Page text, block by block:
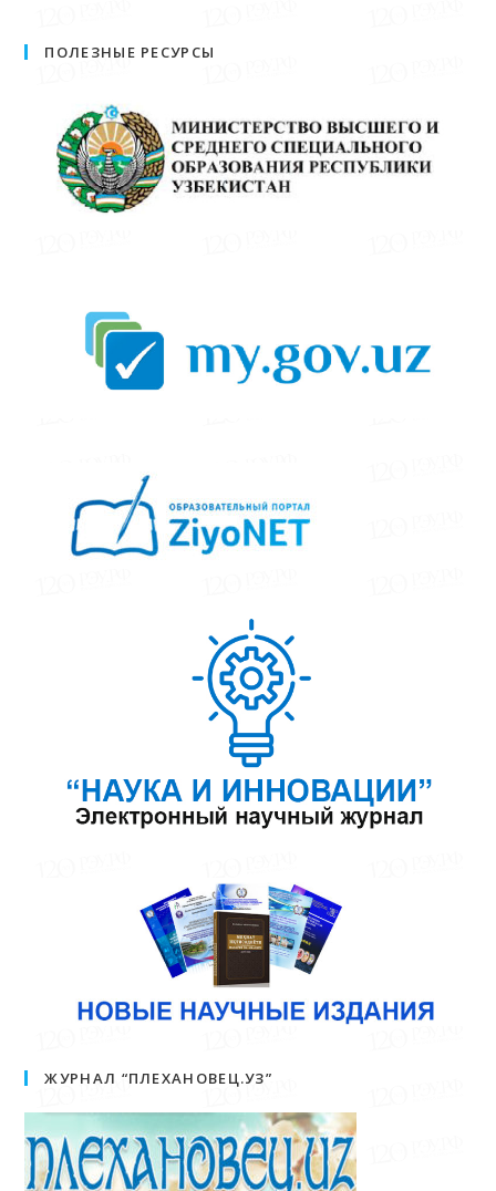
ПОЛЕЗНЫЕ РЕСУРСЫ
ЖУРНАЛ “ПЛЕХАНОВЕЦ.УЗ”